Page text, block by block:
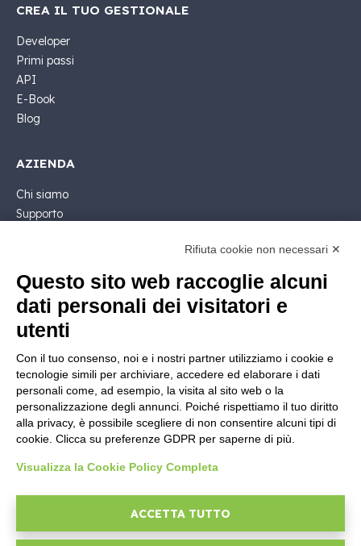
CREA IL TUO GESTIONALE
Developer
Primi passi
API
E-Book
Blog
AZIENDA
Chi siamo
Supporto
Segui Nios4
NOTE LEGALI
Documentazione contrattuale e GDPR
Condizioni generali di fornitura
Condizioni di vendita
Condizioni del servizio di supporto
Informative Privacy
Security Policy
Rifiuta cookie non necessari ✕
Questo sito web raccoglie alcuni
dati personali dei visitatori e
utenti
Con il tuo consenso, noi e i nostri partner utilizziamo i cookie e
tecnologie simili per archiviare, accedere ed elaborare i dati
personali come, ad esempio, la visita al sito web o la
personalizzazione degli annunci. Poiché rispettiamo il tuo diritto
alla privacy, è possibile scegliere di non consentire alcuni tipi di
cookie. Clicca su preferenze GDPR per saperne di più.
Visualizza la Cookie Policy Completa
ACCETTA TUTTO